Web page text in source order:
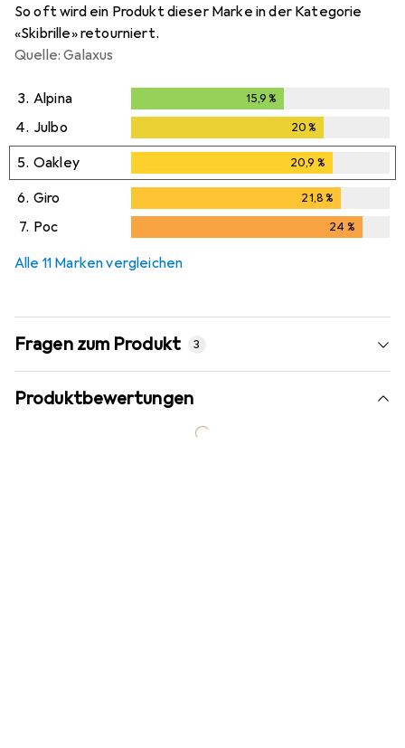
So oft wird ein Produkt dieser Marke in der Kategorie
«Skibrille» retourniert.
Quelle: Galaxus
3. Alpina 15,9 %
4. Julbo 20%
5. Oakley 20,9 %
6. Giro 21,8%
7. Poc 24 %
Alle 11 Marken vergleichen
Fragen zum Produkt 3
Produktbewertungen